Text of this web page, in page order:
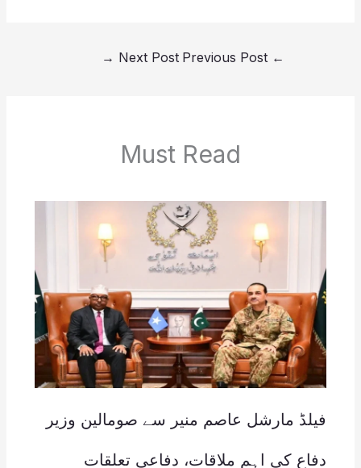
←
Next Post
→
Must Read
فیلڈ مارشل عاصم منیر سے صومالین وزیر
دفاع کی اہم ملاقات، دفاعی تعلقات